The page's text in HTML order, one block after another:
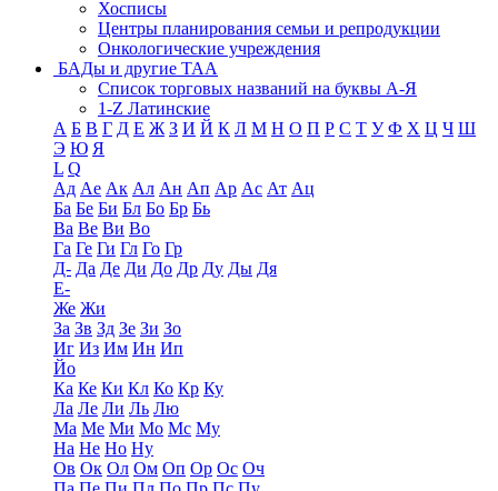
Хосписы
Центры планирования семьи и репродукции
Онкологические учреждения
БАДы и другие ТАА
Список торговых названий на буквы А-Я
1-Z Латинские
А Б В Г Д Е Ж З И Й К Л М Н О П Р С Т У Ф Х Ц Ч Ш
Э Ю Я
L Q
Ад Ае Ак Ал Ан Ап Ар Ас Ат Ац
Ба Бе Би Бл Бо Бр Бь
Ва Ве Ви Во
Га Ге Ги Гл Го Гр
Д- Да Де Ди До Др Ду Ды Дя
Е-
Же Жи
За Зв Зд Зе Зи Зо
Иг Из Им Ин Ип
Йо
Ка Ке Ки Кл Ко Кр Ку
Ла Ле Ли Ль Лю
Ма Ме Ми Мо Мс Му
На Не Но Ну
Ов Ок Ол Ом Оп Ор Ос Оч